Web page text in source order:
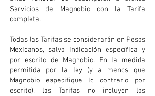
Servicios de Magnobio con la Tarifa
completa.
Todas las Tarifas se considerarán en Pesos
Mexicanos, salvo indicación específica y
por escrito de Magnobio. En la medida
permitida por la ley (y a menos que
Magnobio especifique lo contrario por
escrito), las Tarifas no incluyen los